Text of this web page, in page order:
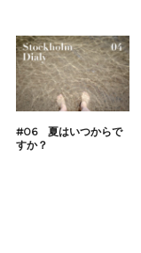
#06 夏はいつからで
すか？